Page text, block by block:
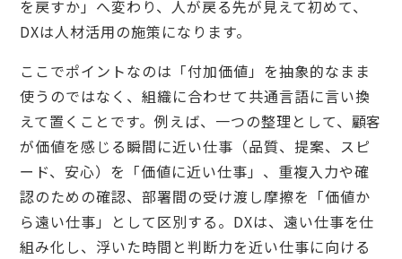
を戻すか」へ変わり、人が戻る先が見えて初めて、
DXは人材活用の施策になります。
ここでポイントなのは「付加価値」を抽象的なまま
使うのではなく、組織に合わせて共通言語に言い換
えて置くことです。例えば、一つの整理として、顧客
が価値を感じる瞬間に近い仕事（品質、提案、スピ
ード、安心）を「価値に近い仕事」、重複入力や確
認のための確認、部署間の受け渡し摩擦を「価値か
ら遠い仕事」として区別する。DXは、遠い仕事を仕
組み化し、浮いた時間と判断力を近い仕事に向ける